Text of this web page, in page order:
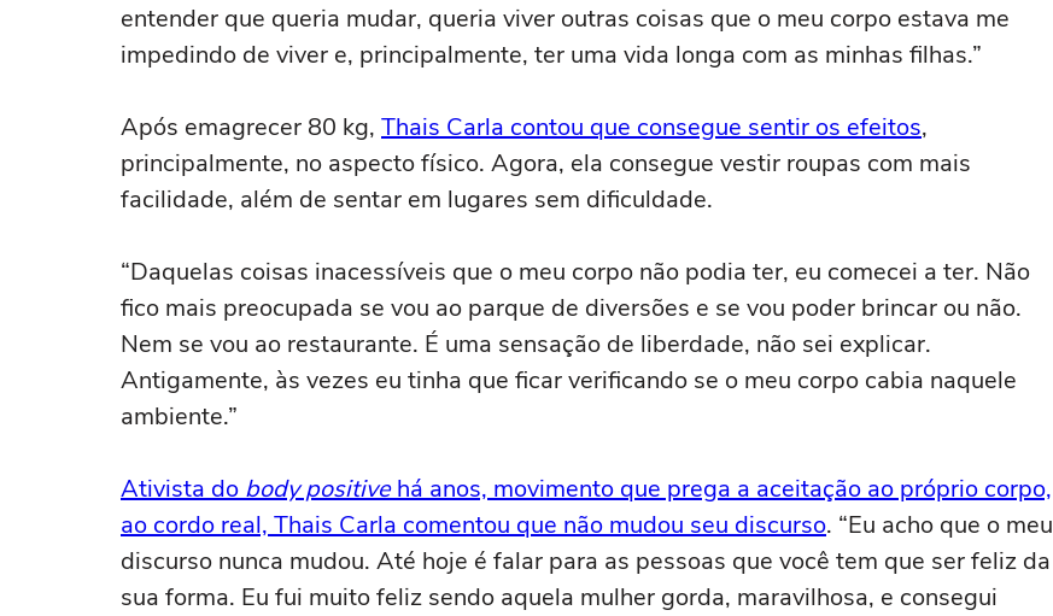
entender que queria mudar, queria viver outras coisas que o meu corpo estava me
impedindo de viver e, principalmente, ter uma vida longa com as minhas filhas.”
Após emagrecer 80 kg, Thais Carla contou que consegue sentir os efeitos,
principalmente, no aspecto físico. Agora, ela consegue vestir roupas com mais
facilidade, além de sentar em lugares sem dificuldade.
“Daquelas coisas inacessíveis que o meu corpo não podia ter, eu comecei a ter. Não
fico mais preocupada se vou ao parque de diversões e se vou poder brincar ou não.
Nem se vou ao restaurante. É uma sensação de liberdade, não sei explicar.
Antigamente, às vezes eu tinha que ficar verificando se o meu corpo cabia naquele
ambiente.”
Ativista do body positivehá anos, movimento que prega a aceitação ao próprio corpo,
ao cordo real, Thais Carla comentou que não mudou seu discurso. “Eu acho que o meu
discurso nunca mudou. Até hoje é falar para as pessoas que você tem que ser feliz da
sua forma. Eu fui muito feliz sendo aquela mulher gorda, maravilhosa, e consegui